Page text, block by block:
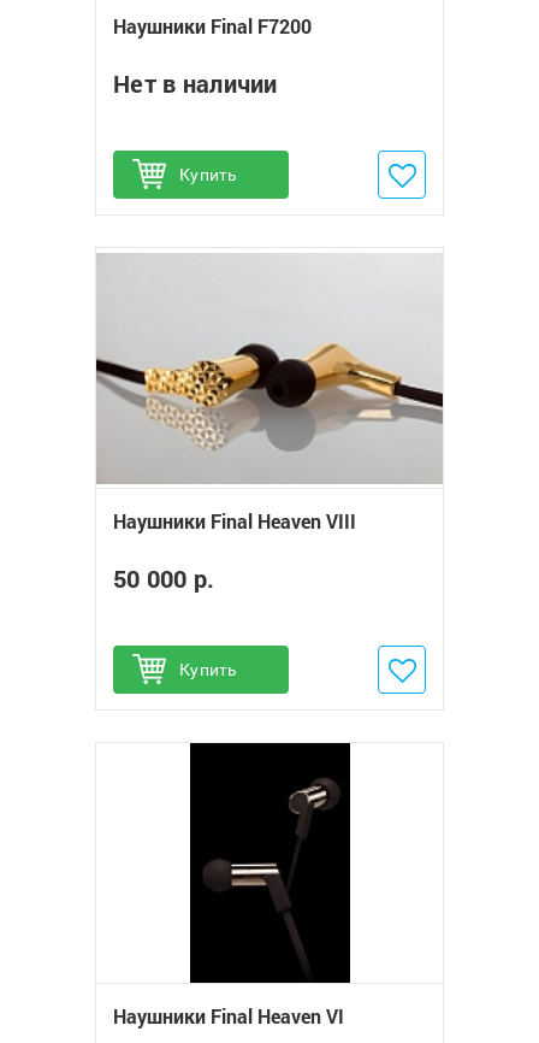
Наушники Final F7200
Нет в наличии
Купить
Добавить в избранное
Наушники Final Heaven VIII
50 000 р.
Купить
Добавить в избранное
Наушники Final Heaven VI